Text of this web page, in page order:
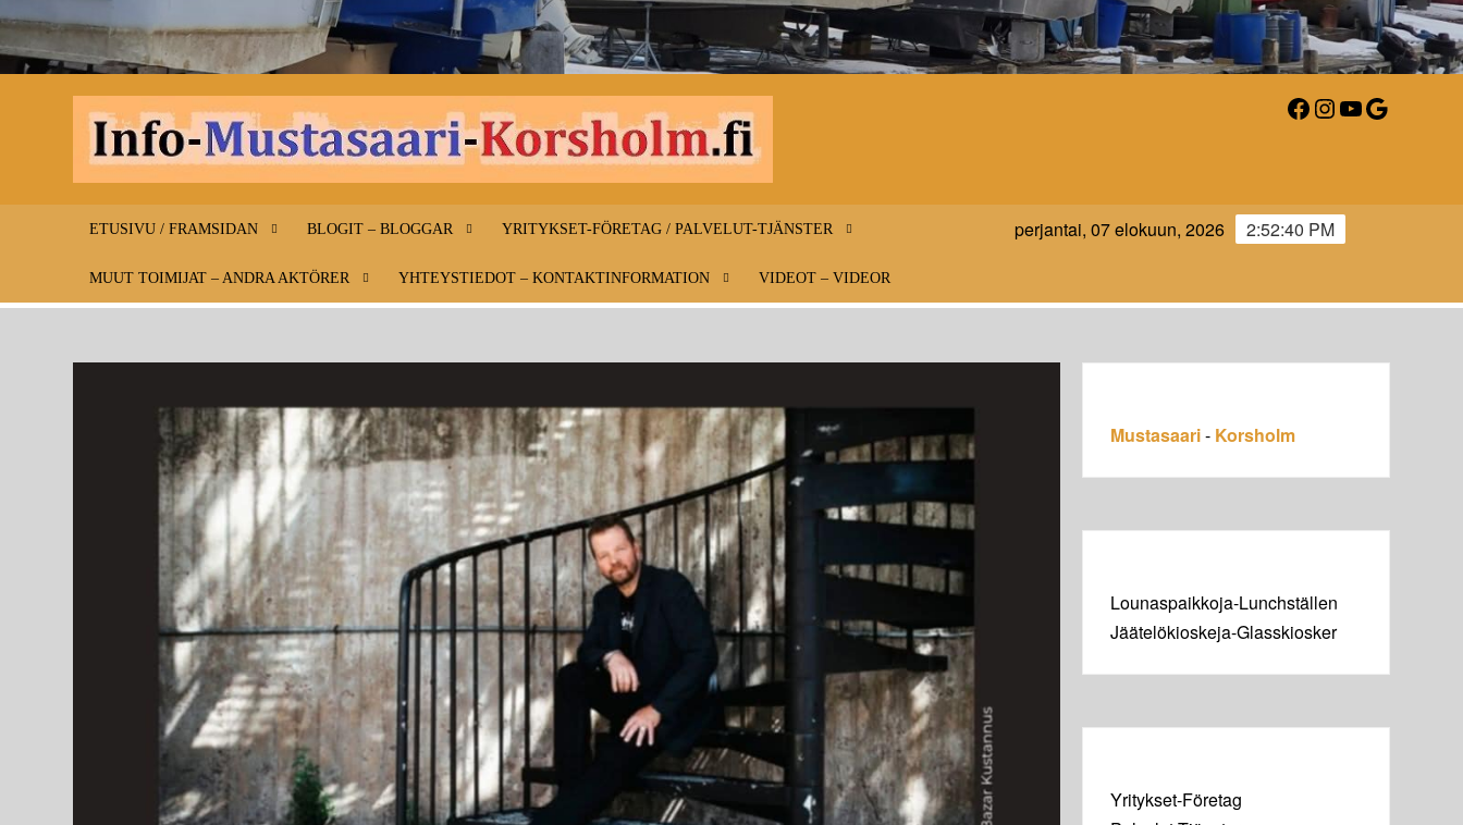
MUSTASAARI-
KORSHOLM.FI
– Information
om Korsholm
Facebook
Instagram
YouTube
Google
ETUSIVU / FRAMSIDAN BLOGIT – BLOGGAR YRITYKSET-FÖRETAG / PALVELUT-TJÄNSTER
MUUT TOIMIJAT – ANDRA AKTÖRER YHTEYSTIEDOT – KONTAKTINFORMATION VIDEOT – VIDEOR
2:52:42 PM
perjantai, 07 elokuun, 2026
Mustasaari- Korsholm
Lounaspaikkoja-Lunchställen
Jäätelökioskeja-Glasskiosker
Yritykset-Företag